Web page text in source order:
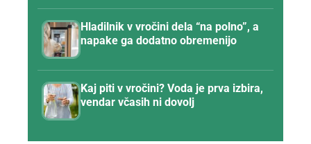
Hladilnik v vročini dela “na polno”, a
napake ga dodatno obremenijo
Kaj piti v vročini? Voda je prva izbira,
vendar včasih ni dovolj